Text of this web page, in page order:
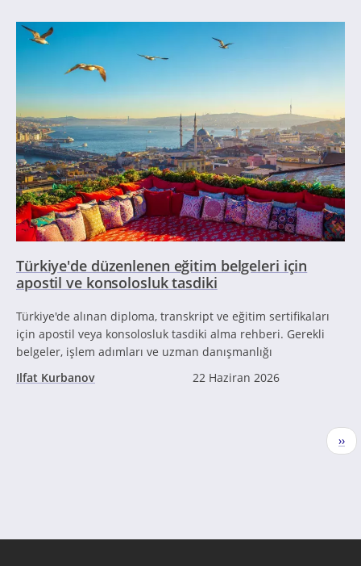
Türkiye'de düzenlenen eğitim belgeleri için
apostil ve konsolosluk tasdiki
Türkiye'de alınan diploma, transkript ve eğitim sertifikaları
için apostil veya konsolosluk tasdiki alma rehberi. Gerekli
belgeler, işlem adımları ve uzman danışmanlığı
Ilfat Kurbanov
22 Haziran 2026
››